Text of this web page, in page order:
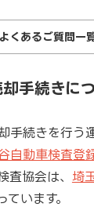
よくあるご質問一
手続きに
手続きを行う
自動車検査登
査協会は、 埼
います。